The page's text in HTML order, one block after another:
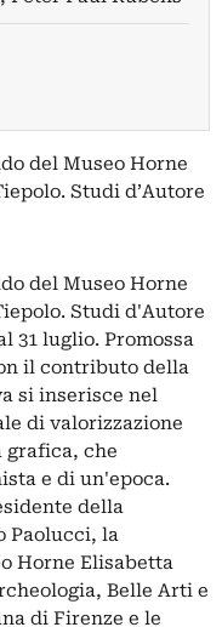
del Museo Horne
Studi d’Autore
del Museo Horne
Studi d'Autore
31 luglio. Promossa
il contributo della
si inserisce nel
di valorizzazione
grafica, che
e di un'epoca.
della
Paolucci, la
Horne Elisabetta
Belle Arti e
di Firenze e le